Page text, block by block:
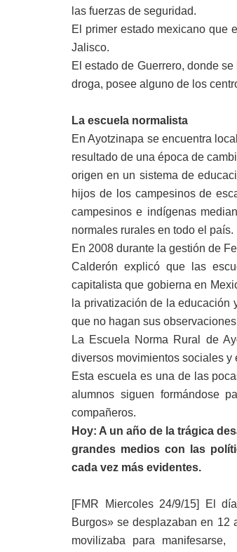
las fuerzas de seguridad.
El primer estado mexicano que
Jalisco.
El estado de Guerrero, donde
droga, posee alguno de los
La escuela normalista
En Ayotzinapa se encuentra
resultado de una época de
origen en un sistema de
hijos de los campesinos de
campesinos e indígenas
normales rurales en todo el país.
En 2008 durante la gestión de
Calderón explicó que las
capitalista que gobierna en
la privatización de la educación
que no hagan sus
La Escuela Norma Rural de
diversos movimientos sociales
Esta escuela es una de las
alumnos siguen formándose
compañeros.
Hoy: A un año de la trágica
grandes medios con las
cada vez más evidentes.
[FMR Miercoles 24/9/15] El
Burgos» se desplazaban en 12
movilizaba para